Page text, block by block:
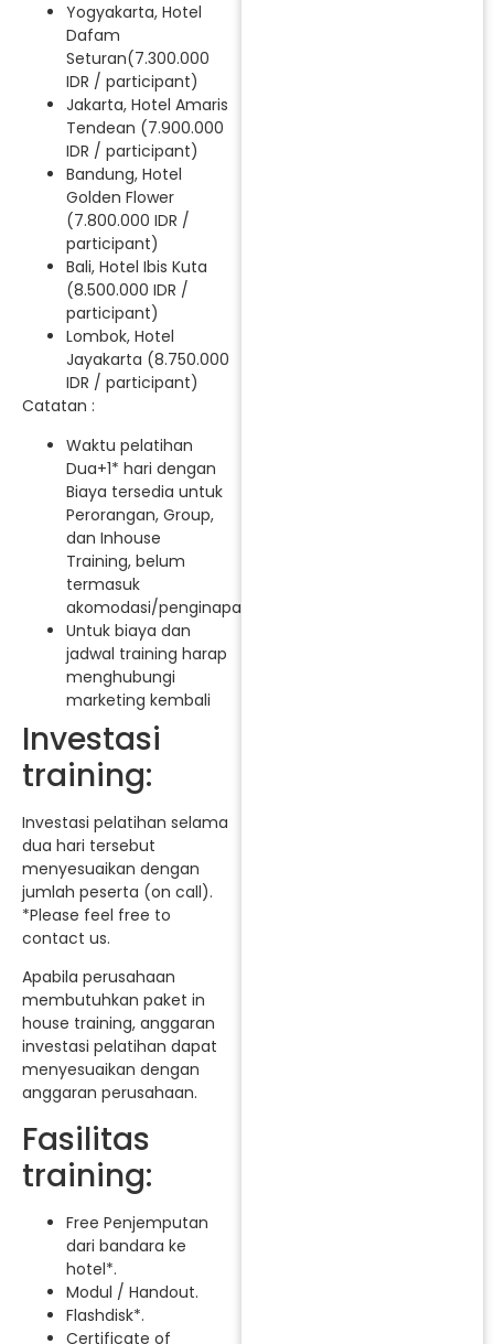
Yogyakarta, Hotel
Dafam
Seturan(7.300.000
IDR / participant)
Jakarta, Hotel Amaris
Tendean (7.900.000
IDR / participant)
Bandung, Hotel
Golden Flower
(7.800.000 IDR /
participant)
Bali, Hotel Ibis Kuta
(8.500.000 IDR /
participant)
Lombok, Hotel
Jayakarta (8.750.000
IDR / participant)
Catatan :
Waktu pelatihan
Dua+1* hari dengan
Biaya tersedia untuk
Perorangan, Group,
dan Inhouse
Training, belum
termasuk
akomodasi/penginapan.
Untuk biaya dan
jadwal training harap
menghubungi
marketing kembali
Investasi
training:
Investasi pelatihan selama
dua hari tersebut
menyesuaikan dengan
jumlah peserta (on call).
*Please feel free to
contact us.
Apabila perusahaan
membutuhkan paket in
house training, anggaran
investasi pelatihan dapat
menyesuaikan dengan
anggaran perusahaan.
Fasilitas
training:
Free Penjemputan
dari bandara ke
hotel*.
Modul / Handout.
Flashdisk*.
Certificate of